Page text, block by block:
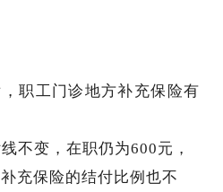
职工门诊地方补充保险有
不变，在职仍为600元，
充保险的结付比例也不